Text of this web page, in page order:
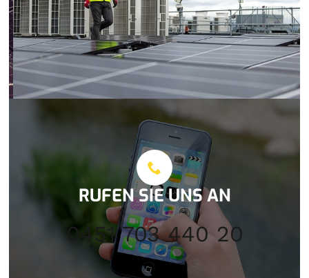
RUFEN SIE UNS AN
0451 703 440 20